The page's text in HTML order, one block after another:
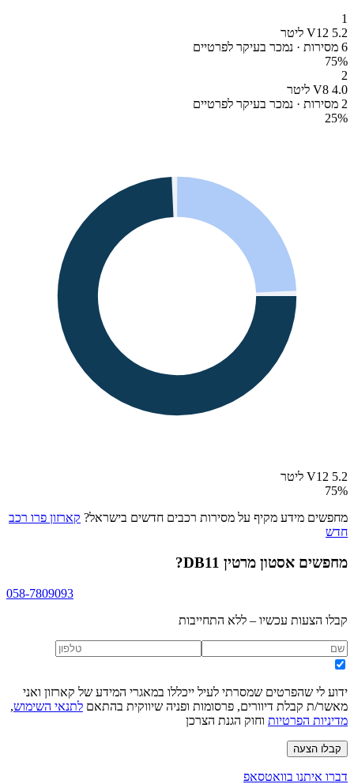
1
V12 5.2 ליטר
6 מסירות · נמכר בעיקר לפרטיים
75%
2
V8 4.0 ליטר
2 מסירות · נמכר בעיקר לפרטיים
25%
V12 5.2 ליטר
75%
מחפשים מידע מקיף על מסירות רכבים חדשים בישראל? קארזון פרו רכב
חדש
מחפשים אסטון מרטין DB11 ?
058-7809093
קבלו הצעות עכשיו – ללא התחייבות
ידוע לי שהפרטים שמסרתי לעיל ייכללו במאגרי המידע של קארזון ואני
מאשר/ת קבלת דיוורים, פרסומות ופניה שיווקית בהתאם לתנאי השימוש,
מדיניות הפרטיות וחוק הגנת הצרכן
קבלו הצעה
דברו איתנו בוואטסאפ